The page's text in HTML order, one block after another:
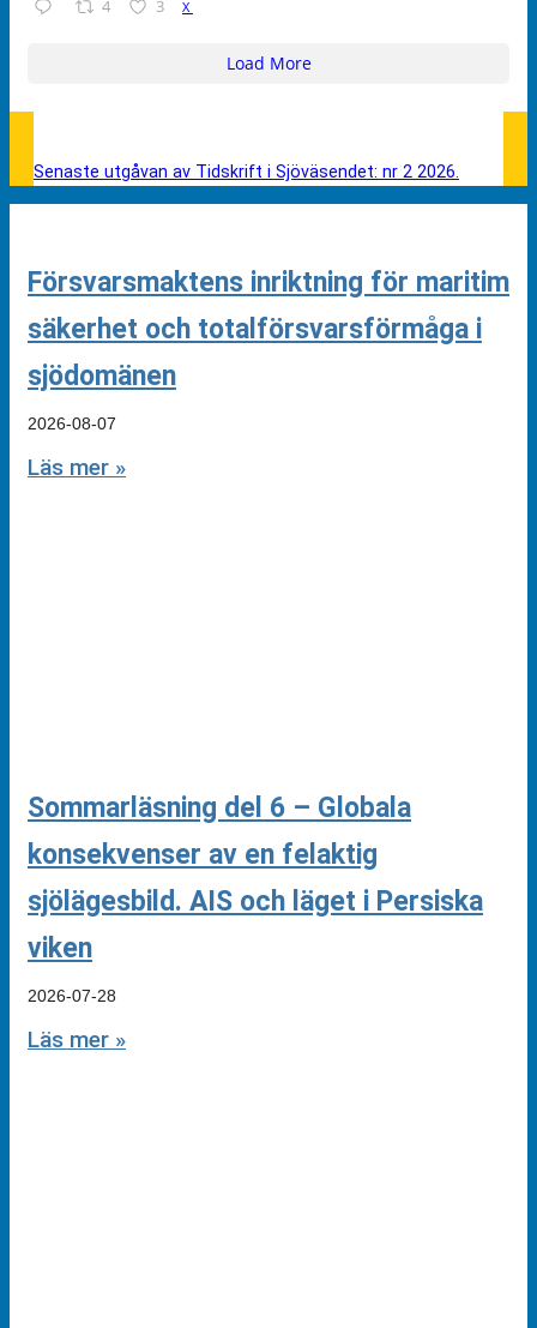
4 3 X
Load More
Senaste utgåvan av Tidskrift i Sjöväsendet: nr 2 2026.
Försvarsmaktens inriktning för maritim
säkerhet och totalförsvarsförmåga i
sjödomänen
2026-08-07
Läs mer »
Sommarläsning del 6 – Globala
konsekvenser av en felaktig
sjölägesbild. AIS och läget i Persiska
viken
2026-07-28
Läs mer »